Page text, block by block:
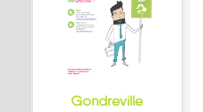
Gondreville